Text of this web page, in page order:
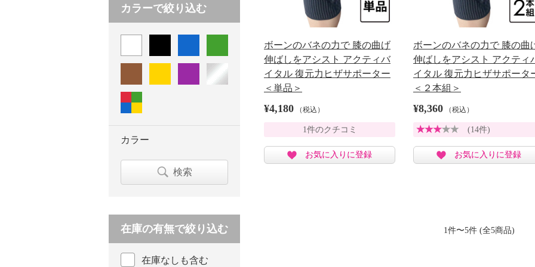
ボーンのバネの力で 膝の曲げ
伸ばしをアシスト アクティバ
イタル 復元力ヒザサポーター
＜単品＞
¥4,180 （税込）
1件のクチコミ
お気に入りに登録
ボーンのバネの力で 膝の曲
伸ばしをアシスト アクティ
イタル 復元力ヒザサポータ
＜２本組＞
¥8,360 （税込）
(14件)
お気に入りに登録
1件〜5件 (全5商品)
カラーで絞り込む
カラー
検索
在庫の有無で絞り込む
在庫なしも含む